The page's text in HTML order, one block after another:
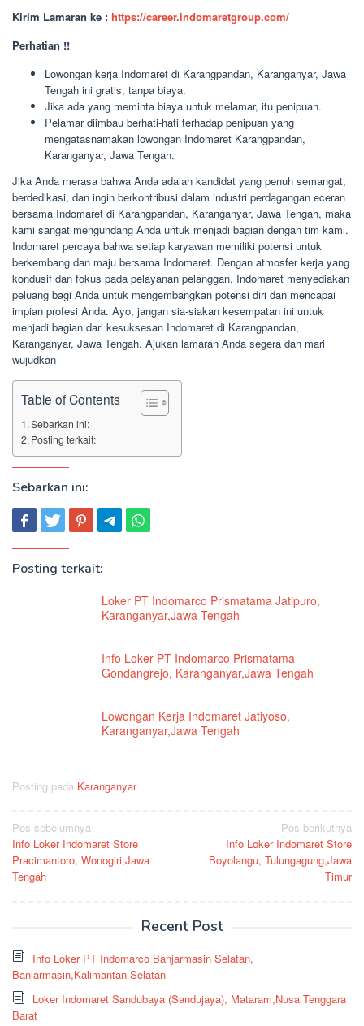
Kirim Lamaran ke : https://career.indomaretgroup.com/
Perhatian !!
Lowongan kerja Indomaret di Karangpandan, Karanganyar, Jawa
Tengah ini gratis, tanpa biaya.
Jika ada yang meminta biaya untuk melamar, itu penipuan.
Pelamar diimbau berhati-hati terhadap penipuan yang
mengatasnamakan lowongan Indomaret Karangpandan,
Karanganyar, Jawa Tengah.
Jika Anda merasa bahwa Anda adalah kandidat yang penuh semangat,
berdedikasi, dan ingin berkontribusi dalam industri perdagangan eceran
bersama Indomaret di Karangpandan, Karanganyar, Jawa Tengah, maka
kami sangat mengundang Anda untuk menjadi bagian dengan tim kami.
Indomaret percaya bahwa setiap karyawan memiliki potensi untuk
berkembang dan maju bersama Indomaret. Dengan atmosfer kerja yang
kondusif dan fokus pada pelayanan pelanggan, Indomaret menyediakan
peluang bagi Anda untuk mengembangkan potensi diri dan mencapai
impian profesi Anda. Ayo, jangan sia-siakan kesempatan ini untuk
menjadi bagian dari kesuksesan Indomaret di Karangpandan,
Karanganyar, Jawa Tengah. Ajukan lamaran Anda segera dan mari
wujudkan
Table of Contents
Sebarkan ini:
Posting terkait:
Sebarkan ini:
Posting terkait:
Loker PT Indomarco Prismatama Jatipuro,
Karanganyar,Jawa Tengah
Info Loker PT Indomarco Prismatama
Gondangrejo, Karanganyar,Jawa Tengah
Lowongan Kerja Indomaret Jatiyoso,
Karanganyar,Jawa Tengah
Posting pada Karanganyar
Navigasi
pos
Pos sebelumnya
Info Loker Indomaret Store
Pracimantoro, Wonogiri,Jawa
Tengah
Pos berikutnya
Info Loker Indomaret Store
Boyolangu, Tulungagung,Jawa
Timur
Recent Post
Info Loker PT Indomarco Banjarmasin Selatan,
Banjarmasin,Kalimantan Selatan
Loker Indomaret Sandubaya (Sandujaya), Mataram,Nusa Tenggara
Barat